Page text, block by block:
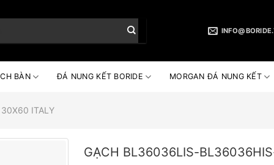
BÀN ĐÁ NUNG KẾT BORIDE MORGAN ĐÁ NUNG KẾT
30X60 ITALY
GẠCH BL36036LIS-